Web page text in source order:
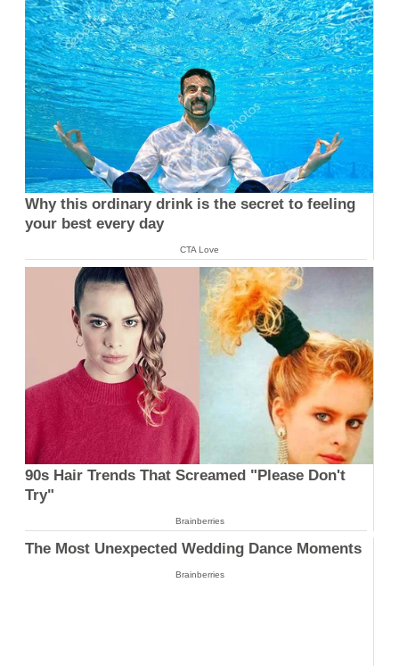
Why this ordinary drink is the secret to feeling
your best every day
CTA Love
90s Hair Trends That Screamed "Please Don't
Try"
Brainberries
The Most Unexpected Wedding Dance Moments
Brainberries